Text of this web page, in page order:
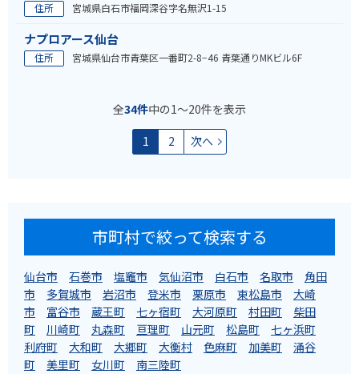
住所 宮城県白石市福岡深谷字名無沢1-15
ナプロアース仙台
住所 宮城県仙台市青葉区一番町2-8−46 青葉通りMKビル6F
全34件中の1〜20件を表示
1
2 次へ
市町村で絞って検索する
仙台市 石巻市 塩竈市 気仙沼市 白石市 名取市
角田
市
多賀城市 岩沼市 登米市 栗原市 東松島市
大崎
市
富谷市 蔵王町 七ヶ宿町 大河原町 村田町
柴田
町
川崎町 丸森町 亘理町 山元町 松島町
七ヶ浜町
利府町
大和町 大郷町 大衡村 色麻町 加美町
涌谷
町
美里町 女川町 南三陸町